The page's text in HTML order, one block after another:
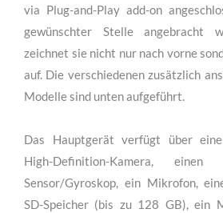
unsere neue Dashcam kann
via Plug-and-Play add-on
gewünschter Stelle angebracht
zeichnet sie nicht nur nach vorne
auf. Die verschiedenen zusätzlich
Das Hauptgerät verfügt über
High-Definition-Kamera, einen
Sensor/Gyroskop, ein Mikrofon,